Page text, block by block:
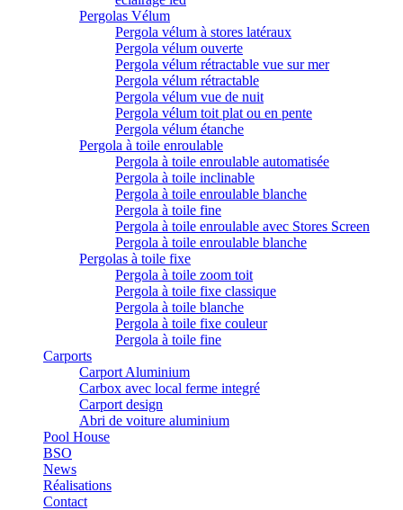
Pergolas Vélum
Pergola vélum à stores latéraux
Pergola vélum ouverte
Pergola vélum rétractable vue sur mer
Pergola vélum rétractable
Pergola vélum vue de nuit
Pergola vélum toit plat ou en pente
Pergola vélum étanche
Pergola à toile enroulable
Pergola à toile enroulable automatisée
Pergola à toile inclinable
Pergola à toile enroulable blanche
Pergola à toile fine
Pergola à toile enroulable avec Stores Screen
Pergola à toile enroulable blanche
Pergolas à toile fixe
Pergola à toile zoom toit
Pergola à toile fixe classique
Pergola à toile blanche
Pergola à toile fixe couleur
Pergola à toile fine
Carports
Carport Aluminium
Carbox avec local ferme integré
Carport design
Abri de voiture aluminium
Pool House
BSO
News
Réalisations
Contact